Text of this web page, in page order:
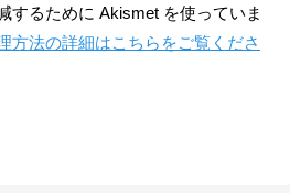
するために Akismet を使っていま
方法の詳細はこちらをご覧くださ